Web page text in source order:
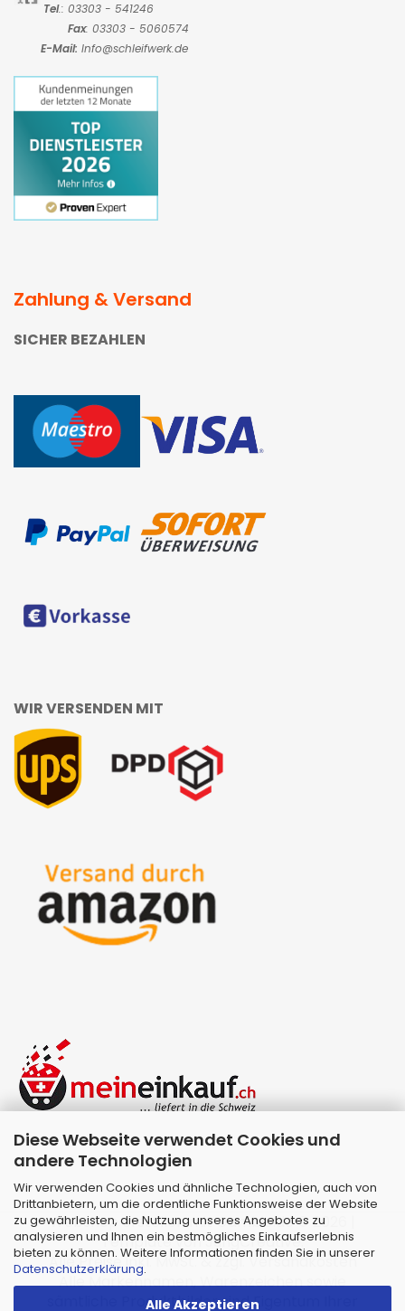
Diese Webseite verwendet Cookies und
andere Technologien
Wir verwenden Cookies und ähnliche Technologien, auch von
Drittanbietern, um die ordentliche Funktionsweise der Website
zu gewährleisten, die Nutzung unseres Angebotes zu
analysieren und Ihnen ein bestmögliches Einkaufserlebnis
bieten zu können. Weitere Informationen finden Sie in unserer
Datenschutzerklärung.
Alle Akzeptieren
Tel.: 03303 - 541246
Fax: 03303 - 5060574
E-Mail: Info@schleifwerk.de
Zahlung & Versand
SICHER BEZAHLEN
WIR VERSENDEN MIT
Webshop erstellenmit Gambio.de © 2026 |
Template vonJungCreative.
Alle Preise inkl. MwSt. & zzgl. Versandkosten
Alle Markennamen, Warenzeichen sowie
sämtliche Produktbilder sind Eigentum Ihrer